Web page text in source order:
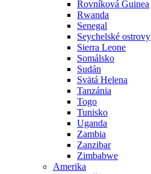
Rovníková Guinea
Rwanda
Senegal
Seychelské ostrovy
Sierra Leone
Somálsko
Sudán
Svätá Helena
Tanzánia
Togo
Tunisko
Uganda
Zambia
Zanzibar
Zimbabwe
Amerika